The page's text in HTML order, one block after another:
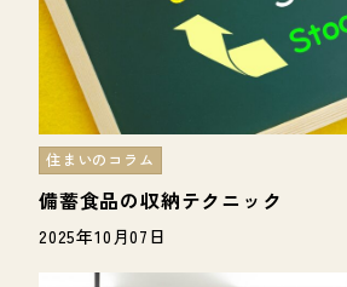
備蓄食品の収納テクニック
住まいのコラム
2025年10月07日